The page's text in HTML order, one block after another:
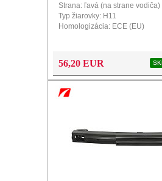
Strana: ľavá (na strane vodiča)
Typ žiarovky: H11
Homologizácia: ECE (EU)
56,20 EUR